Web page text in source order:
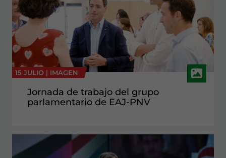
15 JULIO | IMAGEN
Jornada de trabajo del grupo
parlamentario de EAJ-PNV